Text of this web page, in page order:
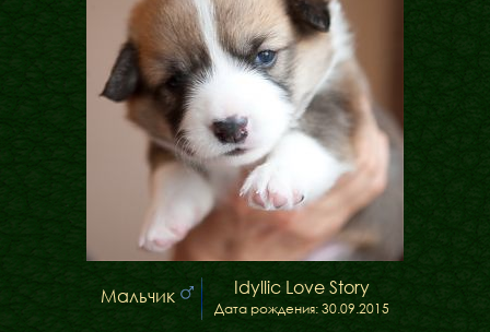
Мальчик Idyllic Love Story
Дата рождения: 30.09.2015